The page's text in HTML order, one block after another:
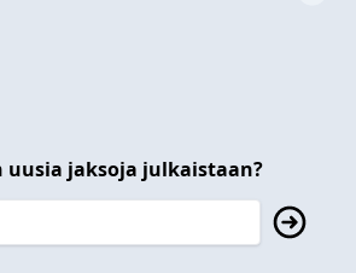
jaksoja julkaistaan?